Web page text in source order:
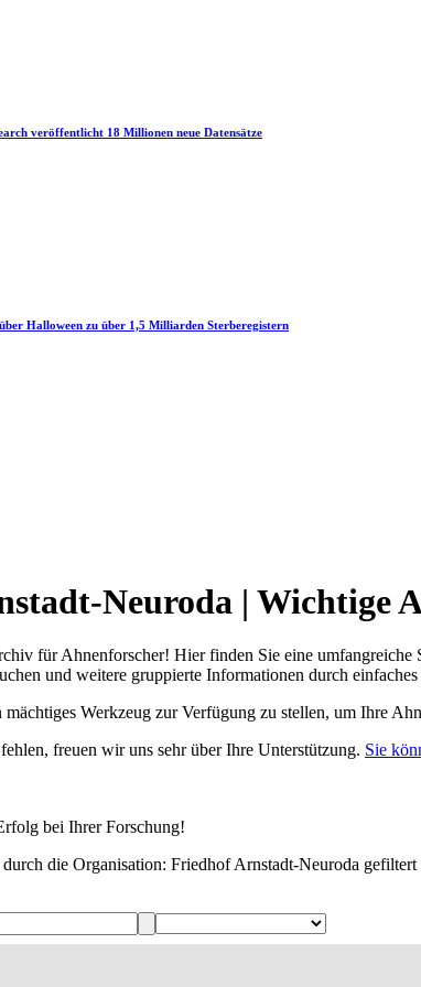
veröffentlicht 18 Millionen neue Datensätze
Halloween zu über 1,5 Milliarden Sterberegistern
Neuroda | Wichtige
für Ahnenforscher! Hier finden Sie eine
und weitere gruppierte Informationen durch
Werkzeug zur Verfügung zu stellen, um Ihre
freuen wir uns sehr über Ihre Unterstützung. Sie
bei Ihrer Forschung!
die Organisation: Friedhof Arnstadt-Neuroda gefiltert